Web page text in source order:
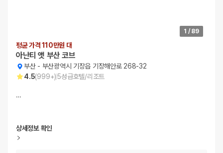
1 / 89
평균 가격 110만원 대
아난티 앳 부산 코브
부산- 부산광역시 기장읍 기장해안로 268-32
4.5(999+)5성급호텔/리조트
…
상세정보 확인